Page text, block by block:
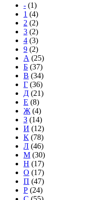
- (1)
1 (4)
2 (2)
3 (2)
4 (3)
9 (2)
А (25)
Б (37)
В (34)
Г (36)
Д (21)
Е (8)
Ж (4)
З (14)
И (12)
К (78)
Л (46)
М (30)
Н (17)
О (17)
П (47)
Р (24)